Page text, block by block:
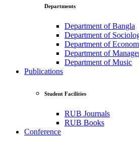
Departments
Department of Bangla
Department of
Department of
Department of
Department of Music
Publications
Student Facilities
RUB Journals
RUB Books
Conference